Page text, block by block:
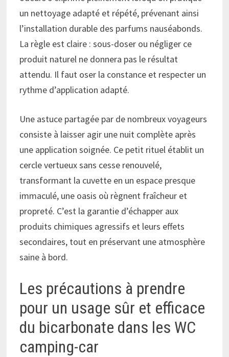
un nettoyage adapté et répété, prévenant ainsi
l’installation durable des parfums nauséabonds.
La règle est claire : sous-doser ou négliger ce
produit naturel ne donnera pas le résultat
attendu. Il faut oser la constance et respecter un
rythme d’application adapté.
Une astuce partagée par de nombreux voyageurs
consiste à laisser agir une nuit complète après
une application soignée. Ce petit rituel établit un
cercle vertueux sans cesse renouvelé,
transformant la cuvette en un espace presque
immaculé, une oasis où règnent fraîcheur et
propreté. C’est la garantie d’échapper aux
produits chimiques agressifs et leurs effets
secondaires, tout en préservant une atmosphère
saine à bord.
Les précautions à prendre
pour un usage sûr et efficace
du bicarbonate dans les WC
camping-car